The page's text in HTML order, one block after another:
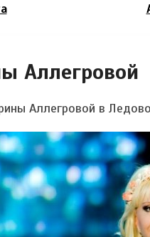
Аллегровой
Аллегровой в